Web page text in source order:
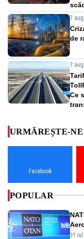
7
de
7
Ce
URMĂREȘTE-NE
Facebook
POPULAR
și
31